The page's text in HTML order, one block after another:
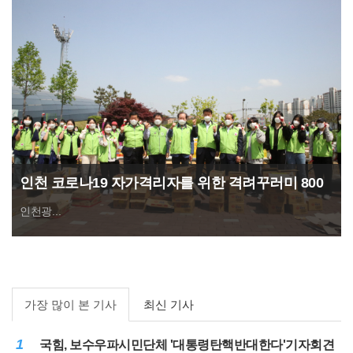
인천 코로나19 자가격리자를 위한 격려꾸러미 800
개 포장 및 군구 배부
인천광...
가장 많이 본 기사 최신 기사
1 국힘, 보수우파시민단체 '대통령탄핵반대한다'기자회견